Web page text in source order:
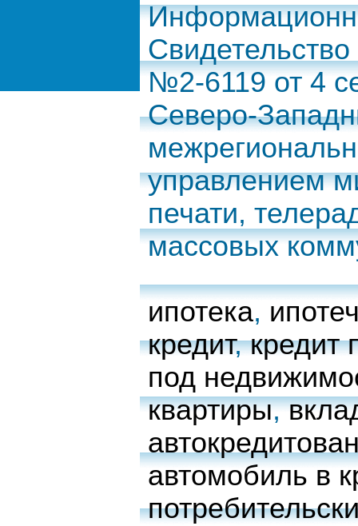
№2-6119 от 4
Северо-
управлением
печати,
массовых
ипотека,
кредит,кредит
под
квартиры,
автомобиль в